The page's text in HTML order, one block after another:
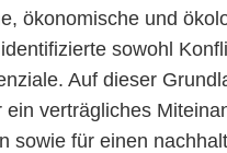
ökonomische und
sowohl
Auf dieser
ein verträgliches
sowie für einen